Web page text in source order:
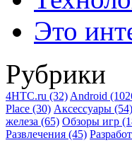
Это
Рубрики
4HTC.ru (32) Android
Place (30) Аксессуары (54)
железа (65) Обзоры игр
Развлечения (45)